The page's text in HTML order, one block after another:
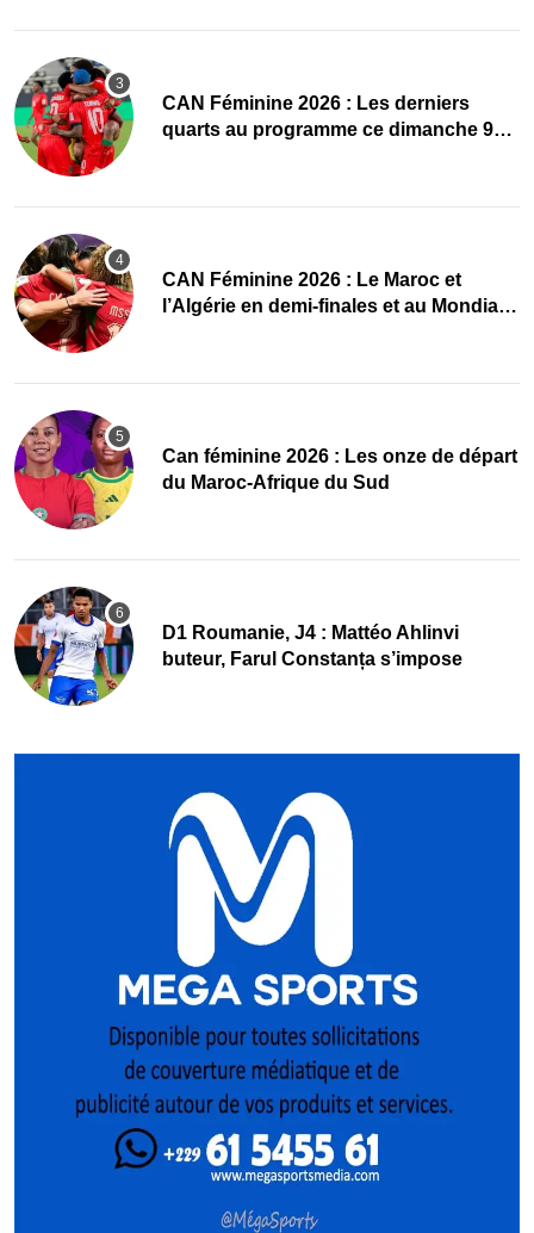
CAN Féminine 2026 : Les derniers
quarts au programme ce dimanche 9
CAN Féminine 2026 : Le Maroc et
l’Algérie en demi-finales et au Mondial
‎Can féminine 2026 : Les onze de départ
du Maroc-Afrique du Sud
D1 Roumanie, J4 : Mattéo Ahlinvi
buteur, Farul Constanța s’impose